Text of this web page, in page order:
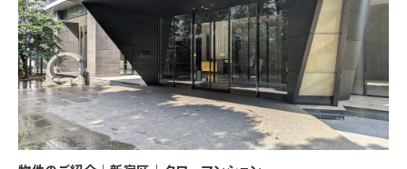
(9) 雇用管理及び社内手続のため（役職員の個人情報について）、並びに人材採用活動
における選考及び連絡のため（応募者の個人情報について）
(10) KWエージェント並びに当社及びKW加盟店の役職員に関する情報に関して、当該
情報を当社又はKWライセンサーが運営するウェブサイト（当社又はKWライセンサーか
ら委託を受けた第三者によって運営されるウェブサイトを含み、当該ウェブサイトが一般
向けに公開される場合を含みます。）上に掲載するため
(11) 株主管理、会社法その他法令上の手続対応のため（株主、新株予約権者等の個人情
報について）
(12) 当社のサービスを通じて実施された不動産に関する取引の実績について、個人を識